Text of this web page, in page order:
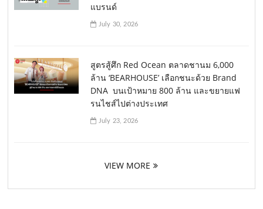
แบรนด์
July 30, 2026
สูตรสู้ศึก Red Ocean ตลาดชานม 6,000
ล้าน ‘BEARHOUSE’ เลือกชนะด้วย Brand
DNA บนเป้าหมาย 800 ล้าน และขยายแฟ
รนไชส์ไปต่างประเทศ
July 23, 2026
VIEW MORE